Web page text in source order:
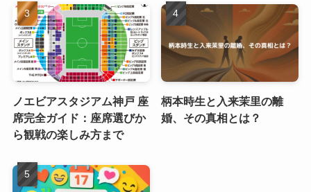
ノエビアスタジアム神戸 座
席完全ガイド：座席選びか
ら観戦の楽しみ方まで
柄本時生と入来茉里の離
婚、その真相とは？